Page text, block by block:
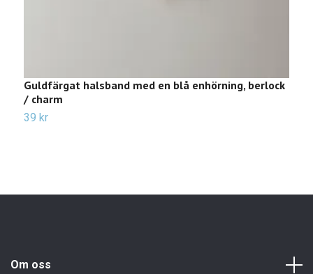
Guldfärgat halsband med en blå enhörning, berlock
/ charm
39 kr
Om oss